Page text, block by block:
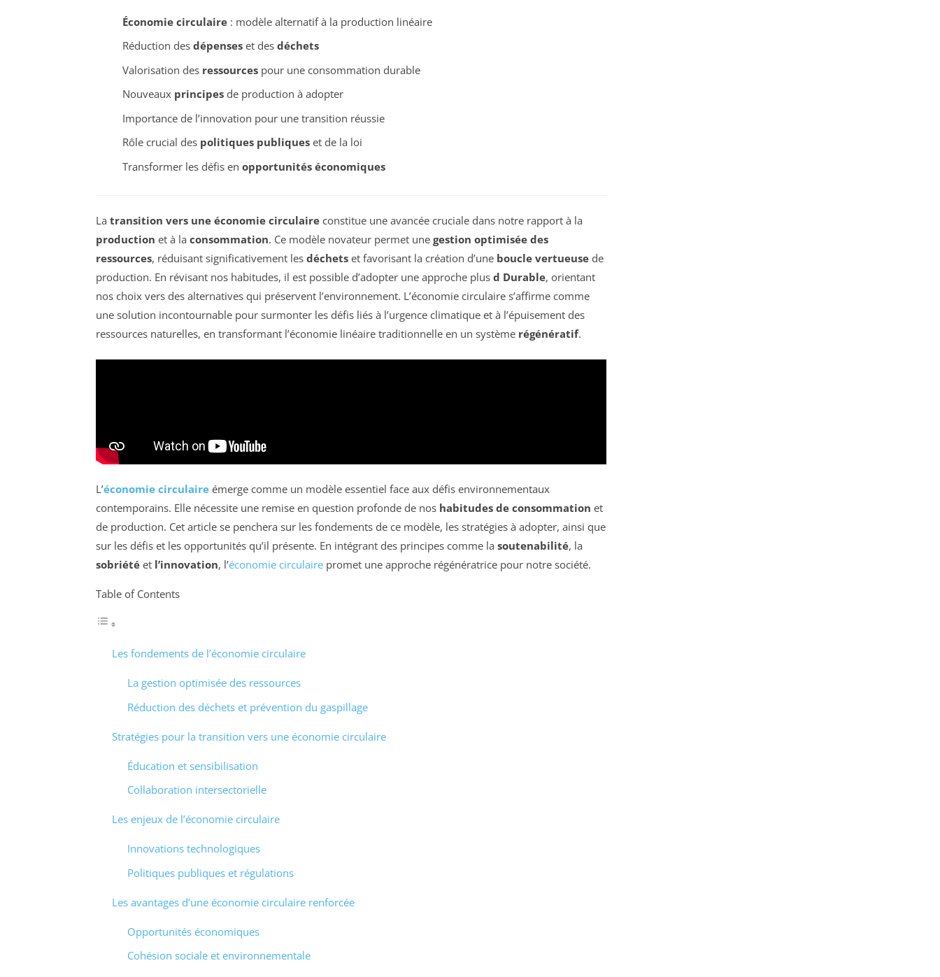
Économie circulaire: modèle alternatif à la production linéaire
Réduction des dépenseset des déchets
Valorisation des ressourcespour une consommation durable
Nouveaux principesde production à adopter
Importance de l’innovation pour une transition réussie
Rôle crucial des politiques publiqueset de la loi
Transformer les défis en opportunités économiques
La transition vers une économie circulaire constitue une avancée cruciale dans notre rapport à la
production et à la consommation. Ce modèle novateur permet une gestion optimisée des
ressources, réduisant significativement les déchets et favorisant la création d’une boucle vertueuse de
production. En révisant nos habitudes, il est possible d’adopter une approche plus d Durable, orientant
nos choix vers des alternatives qui préservent l’environnement. L’économie circulaire s’affirme comme
une solution incontournable pour surmonter les défis liés à l’urgence climatique et à l’épuisement des
ressources naturelles, en transformant l’économie linéaire traditionnelle en un système régénératif.
L’économie circulaire émerge comme un modèle essentiel face aux défis environnementaux
contemporains. Elle nécessite une remise en question profonde de nos habitudes de consommation et
de production. Cet article se penchera sur les fondements de ce modèle, les stratégies à adopter, ainsi que
sur les défis et les opportunités qu’il présente. En intégrant des principes comme la soutenabilité, la
sobriété et l’innovation, l’économie circulaire promet une approche régénératrice pour notre société.
Table of Contents
Les fondements de l’économie circulaire
La gestion optimisée des ressources
Réduction des déchets et prévention du gaspillage
Stratégies pour la transition vers une économie circulaire
Éducation et sensibilisation
Collaboration intersectorielle
Les enjeux de l’économie circulaire
Innovations technologiques
Politiques publiques et régulations
Les avantages d’une économie circulaire renforcée
Opportunités économiques
Cohésion sociale et environnementale